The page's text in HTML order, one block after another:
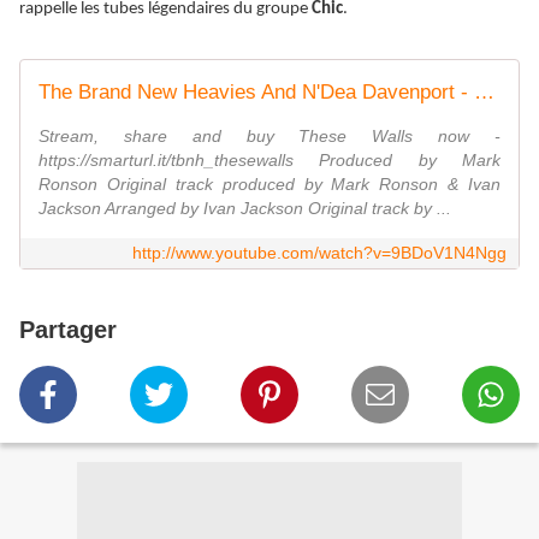
rappelle les tubes légendaires du groupe Chic.
The Brand New Heavies And N'Dea Davenport - These Walls
Stream, share and buy These Walls now -
https://smarturl.it/tbnh_thesewalls Produced by Mark
Ronson Original track produced by Mark Ronson & Ivan
Jackson Arranged by Ivan Jackson Original track by ...
http://www.youtube.com/watch?v=9BDoV1N4Ngg
Partager